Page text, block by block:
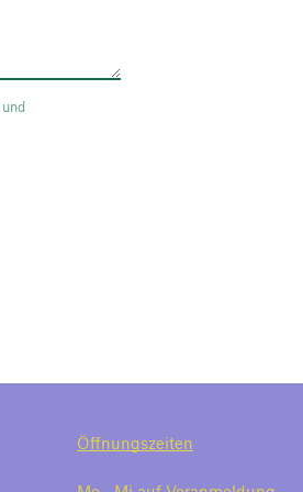
und
Öffnungszeiten